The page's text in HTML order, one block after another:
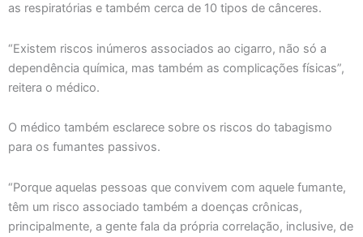
as respiratórias e também cerca de 10 tipos de cânceres.
“Existem riscos inúmeros associados ao cigarro, não só a
dependência química, mas também as complicações físicas”,
reitera o médico.
O médico também esclarece sobre os riscos do tabagismo
para os fumantes passivos.
“Porque aquelas pessoas que convivem com aquele fumante,
têm um risco associado também a doenças crônicas,
principalmente, a gente fala da própria correlação, inclusive, de